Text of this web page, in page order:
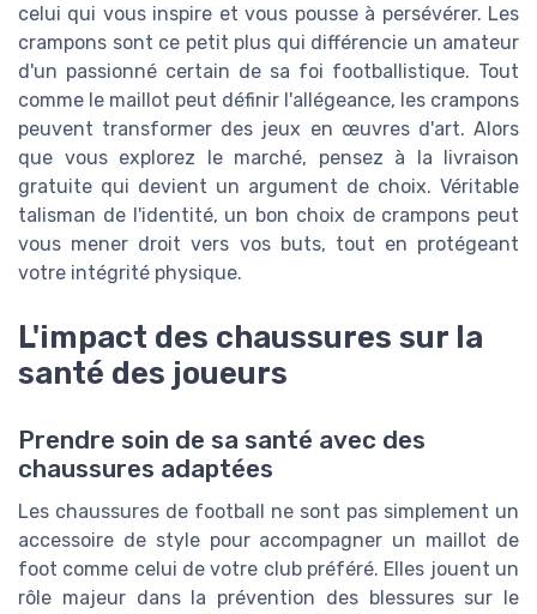
celui qui vous inspire et vous pousse à persévérer. Les
crampons sont ce petit plus qui différencie un amateur
d'un passionné certain de sa foi footballistique. Tout
comme le maillot peut définir l'allégeance, les crampons
peuvent transformer des jeux en œuvres d'art. Alors
que vous explorez le marché, pensez à la livraison
gratuite qui devient un argument de choix. Véritable
talisman de l'identité, un bon choix de crampons peut
vous mener droit vers vos buts, tout en protégeant
votre intégrité physique.
L'impact des chaussures sur la
santé des joueurs
Prendre soin de sa santé avec des
chaussures adaptées
Les chaussures de football ne sont pas simplement un
accessoire de style pour accompagner un maillot de
foot comme celui de votre club préféré. Elles jouent un
rôle majeur dans la prévention des blessures sur le